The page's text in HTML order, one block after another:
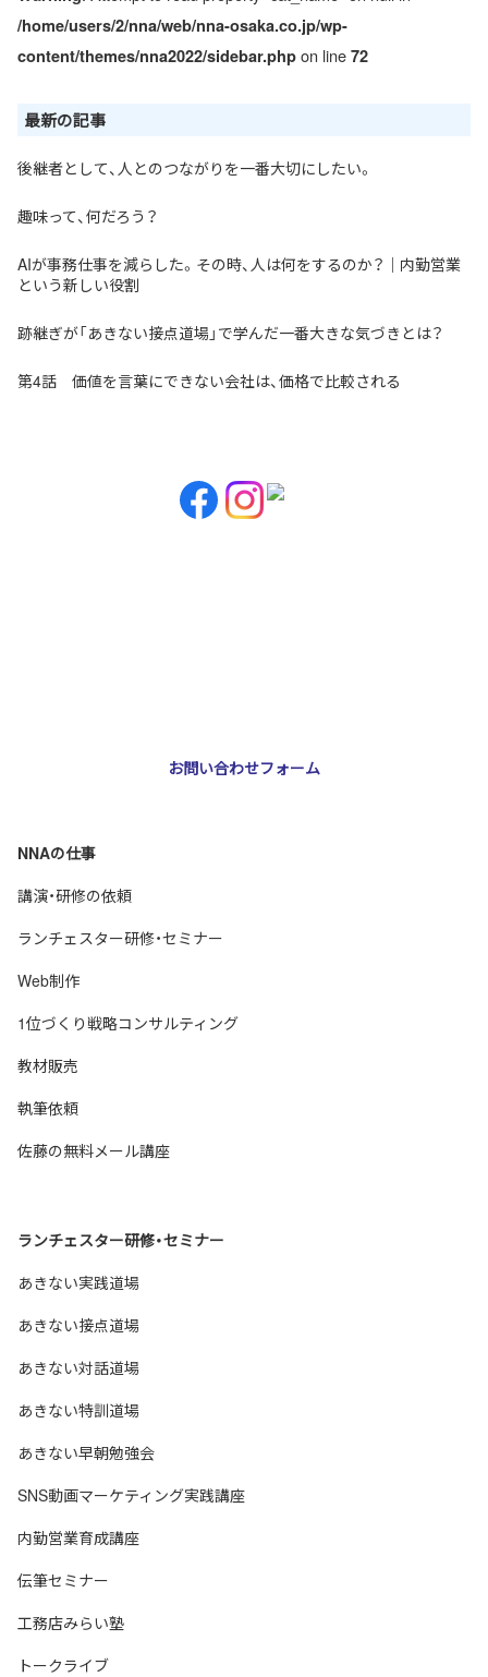
/home/users/2/nna/web/nna-osaka.co.jp/wp-
content/themes/nna2022/sidebar.php on line 72
最新の記事
後継者として、人とのつながりを一番大切にしたい。
趣味って、何だろう？
AIが事務仕事を減らした。その時、人は何をするのか？｜内勤営業
という新しい役割
跡継ぎが「あきない接点道場」で学んだ一番大きな気づきとは？
第4話 価値を言葉にできない会社は、価格で比較される
お問い合わせフォーム
NNAの仕事
講演・研修の依頼
ランチェスター研修・セミナー
Web制作
1位づくり戦略コンサルティング
教材販売
執筆依頼
佐藤の無料メール講座
ランチェスター研修・セミナー
あきない実践道場
あきない接点道場
あきない対話道場
あきない特訓道場
あきない早朝勉強会
SNS動画マーケティング実践講座
内勤営業育成講座
伝筆セミナー
工務店みらい塾
トークライブ